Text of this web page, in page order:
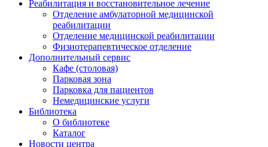
Реабилитация и восстановительное лечение
Отделение амбулаторной медицинской
реабилитации
Отделение медицинской реабилитации
Физиотерапевтическое отделение
Дополнительный сервис
Кафе (столовая)
Парковая зона
Парковка для пациентов
Немедицинские услуги
Библиотека
О библиотеке
Каталог
Новости центра